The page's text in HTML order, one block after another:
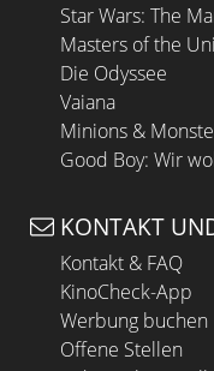
Star Wars: The
Masters of the
Die Odyssee
Vaiana
Minions &
Good Boy: Wir
KONTAKT
Kontakt & FAQ
KinoCheck-App
Werbung buchen
Offene Stellen